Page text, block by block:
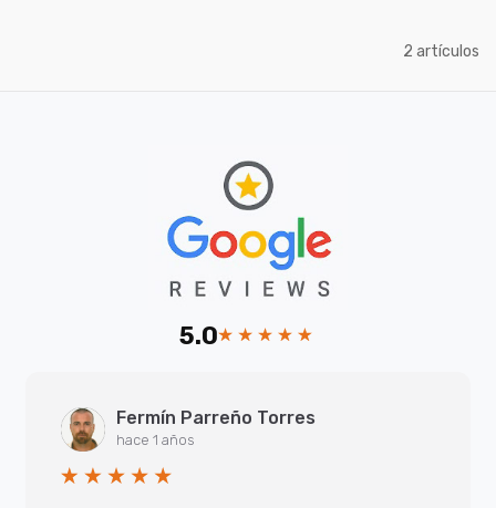
2 artículos
5.0
Fermín Parreño Torres
hace 1 años